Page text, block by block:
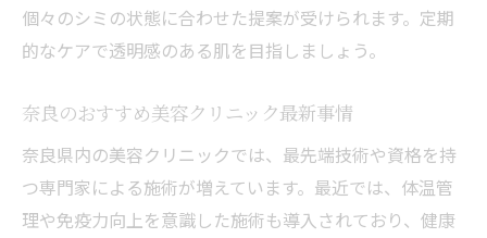
個々のシミの状態に合わせた提案が受けられます。定期
的なケアで透明感のある肌を目指しましょう。
奈良のおすすめ美容クリニック最新事情
奈良県内の美容クリニックでは、最先端技術や資格を持
つ専門家による施術が増えています。最近では、体温管
理や免疫力向上を意識した施術も導入されており、健康